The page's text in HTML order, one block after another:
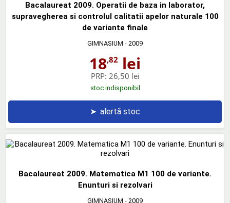
Bacalaureat 2009. Operatii de baza in laborator,
supravegherea si controlul calitatii apelor naturale 100
de variante finale
GIMNASIUM - 2009
18,82 lei
PRP: 26,50 lei
stoc indisponibil
➤ alertă stoc
Bacalaureat 2009. Matematica M1 100 de variante.
Enunturi si rezolvari
GIMNASIUM - 2009